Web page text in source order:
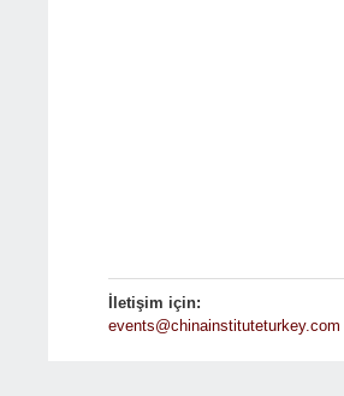
İletişim için:
events@chinainstituteturkey.com